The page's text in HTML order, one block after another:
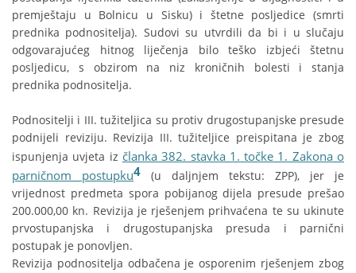
premještaju u Bolnicu u Sisku) i štetne posljedice (smrti
prednika podnositelja). Sudovi su utvrdili da bi i u slučaju
odgovarajućeg hitnog liječenja bilo teško izbjeći štetnu
posljedicu, s obzirom na niz kroničnih bolesti i stanja
prednika podnositelja.
Podnositelji i III. tužiteljica su protiv drugostupanjske presude
podnijeli reviziju. Revizija III. tužiteljice preispitana je zbog
ispunjenja uvjeta iz članka 382. stavka 1. točke 1. Zakona o
parničnom postupku4 (u daljnjem tekstu: ZPP), jer je
vrijednost predmeta spora pobijanog dijela presude prešao
200.000,00 kn. Revizija je rješenjem prihvaćena te su ukinute
prvostupanjska i drugostupanjska presuda i parnični
postupak je ponovljen.
Revizija podnositelja odbačena je osporenim rješenjem zbog